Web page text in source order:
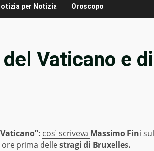
per Notizia Oroscopo
Vaticano e di
così scriveva Massimo Fini sul
prima dellestragi di Bruxelles.